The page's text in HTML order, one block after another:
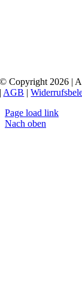
© Copyright 2026 |
| AGB |
Page load link
Nach oben